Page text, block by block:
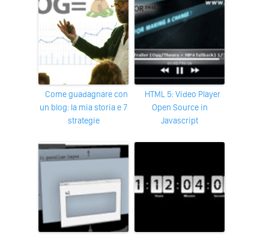
Come guadagnare con
un blog: la mia storia e 7
strategie
HTML 5: Video Player
Open Source in
Javascript